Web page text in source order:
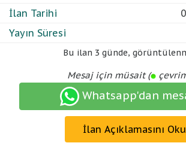
İlan Tarihi
Yayın Süresi
Bu ilan 3 günde,
Mesaj için müsait (
Whatsapp'dan
İlan Açıklamasını Oku